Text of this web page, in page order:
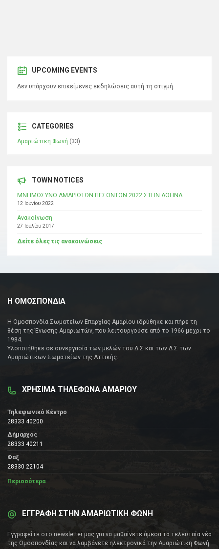
UPCOMING EVENTS
Δεν υπάρχουν επικείμενες εκδηλώσεις αυτή τη στιγμή.
CATEGORIES
Αμαριώτικη Φωνή (33)
TOWN NOTICES
ΜΝΗΜΟΣΥΝΟ ΑΜΑΡΙΩΤΩΝ ΠΕΣΟΝΤΩΝ 2022 ΣΤΗΝ ΑΘΗΝΑ
12 Ιουνίου 2022
Ανακοίνωση
27 Ιουλίου 2017
Δείτε όλες τις ανακοινώσεις
Η ΟΜΟΣΠΟΝΔΙΑ
Η Ομοσπονδία Σωματείων Επαρχίας Αμαρίου ιδρύθηκε και πήρε τη
θέση της Ένωσης Αμαριωτών, που λειτουργούσε από το 1966 μέχρι το
1984.
Υλοποιήθηκε σε συνεργασία των μελών του Δ.Σ και των Δ.Σ των
Αμαριώτικων Σωματείων της Αττικής.
ΧΡΗΣΙΜΑ ΤΗΛΕΦΩΝΑ ΑΜΑΡΙΟΥ
Τηλεφωνικό Κέντρο
28333 40200
Δήμαρχος
28333 40211
Φαξ
28330 22104
Περισσότερα
ΕΓΓΡΑΦΗ ΣΤΗΝ ΑΜΑΡΙΩΤΙΚΗ ΦΩΝΗ
Εγγραφείτε στο newsletter μας για να μαθαίνετε άμεσα τα τελευταία νέα
της Ομοσπονδίας και να λαμβάνετε ηλεκτρονικά την Αμαριώτικη Φωνή.